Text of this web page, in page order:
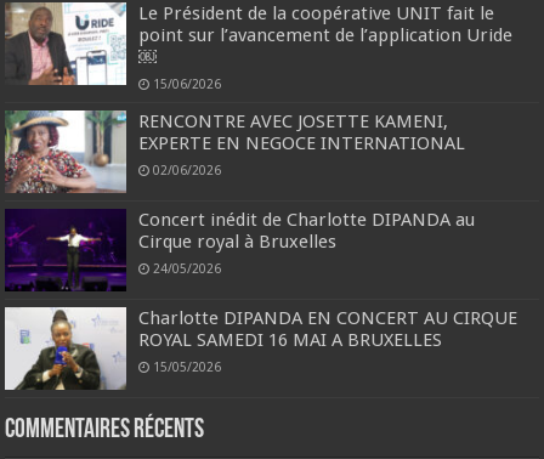
Le Président de la coopérative UNIT fait le
point sur l’avancement de l’application Uride
￼
15/06/2026
RENCONTRE AVEC JOSETTE KAMENI,
EXPERTE EN NEGOCE INTERNATIONAL
02/06/2026
Concert inédit de Charlotte DIPANDA au
Cirque royal à Bruxelles
24/05/2026
Charlotte DIPANDA EN CONCERT AU CIRQUE
ROYAL SAMEDI 16 MAI A BRUXELLES
15/05/2026
Commentaires récents